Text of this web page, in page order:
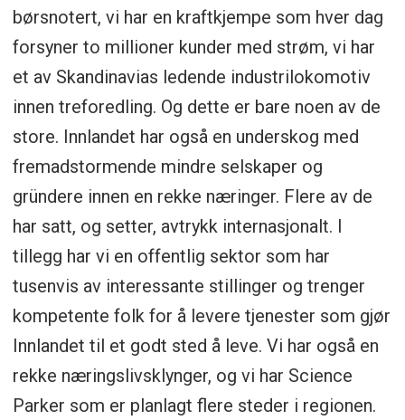
børsnotert, vi har en kraftkjempe som hver dag
forsyner to millioner kunder med strøm, vi har
et av Skandinavias ledende industrilokomotiv
innen treforedling. Og dette er bare noen av de
store. Innlandet har også en underskog med
fremadstormende mindre selskaper og
gründere innen en rekke næringer. Flere av de
har satt, og setter, avtrykk internasjonalt. I
tillegg har vi en offentlig sektor som har
tusenvis av interessante stillinger og trenger
kompetente folk for å levere tjenester som gjør
Innlandet til et godt sted å leve. Vi har også en
rekke næringslivsklynger, og vi har Science
Parker som er planlagt flere steder i regionen.